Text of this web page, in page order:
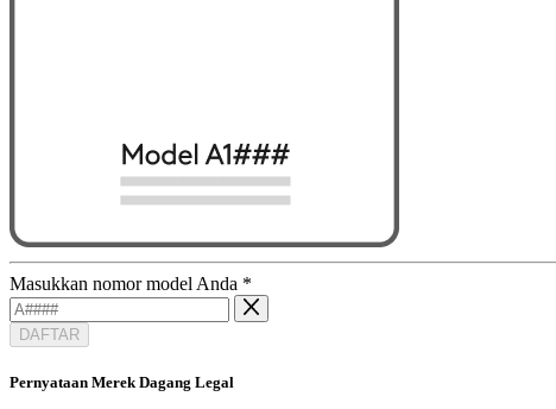
Masukkan nomor model Anda *
DAFTAR
Pernyataan Merek Dagang Legal